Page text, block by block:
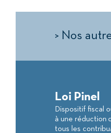
> Nos
Loi Pinel
Dispositif fiscal
à une réduction
tous les